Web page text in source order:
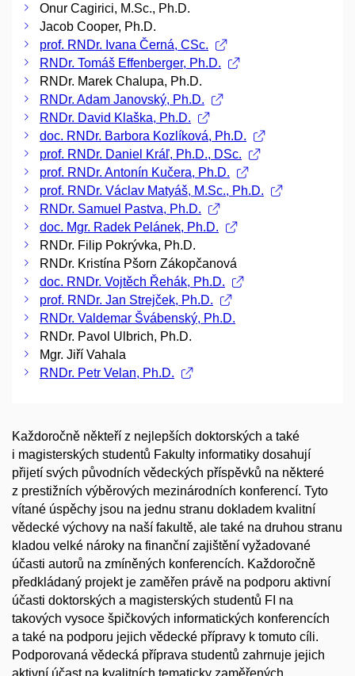
Onur Cagirici, M.Sc., Ph.D.
Jacob Cooper, Ph.D.
prof. RNDr. Ivana Černá, CSc.
RNDr. Tomáš Effenberger, Ph.D.
RNDr. Marek Chalupa, Ph.D.
RNDr. Adam Janovský, Ph.D.
RNDr. David Klaška, Ph.D.
doc. RNDr. Barbora Kozlíková, Ph.D.
prof. RNDr. Daniel Kráľ, Ph.D., DSc.
prof. RNDr. Antonín Kučera, Ph.D.
prof. RNDr. Václav Matyáš, M.Sc., Ph.D.
RNDr. Samuel Pastva, Ph.D.
doc. Mgr. Radek Pelánek, Ph.D.
RNDr. Filip Pokrývka, Ph.D.
RNDr. Kristína Pšorn Zákopčanová
doc. RNDr. Vojtěch Řehák, Ph.D.
prof. RNDr. Jan Strejček, Ph.D.
RNDr. Valdemar Švábenský, Ph.D.
RNDr. Pavol Ulbrich, Ph.D.
Mgr. Jiří Vahala
RNDr. Petr Velan, Ph.D.
Každoročně někteří z nejlepších doktorských a také
i magisterských studentů Fakulty informatiky dosahují
přijetí svých původních vědeckých příspěvků na některé
z prestižních výběrových mezinárodních konferencí. Tyto
vítané úspěchy jsou na jednu stranu dokladem kvalitní
vědecké výchovy na naší fakultě, ale také na druhou stranu
kladou velké nároky na finanční zajištění vyžadované
účasti autorů na zmíněných konferencích. Každoročně
předkládaný projekt je zaměřen právě na podporu aktivní
účasti doktorských a magisterských studentů FI na
takových vysoce špičkových informatických konferencích
a také na podporu jejich vědecké přípravy k tomuto cíli.
Podporovaná vědecká příprava studentů zahrnuje jejich
aktivní účast na kvalitních tematicky zaměřených